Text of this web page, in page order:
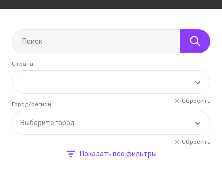
Страна
Сбросить
Выберите город
Город/регион
Сбросить
Показать все фильтры